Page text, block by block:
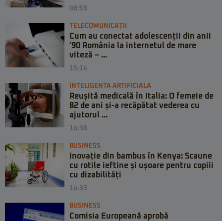
08:59
TELECOMUNICAȚII
Cum au conectat adolescenții din anii
’90 România la internetul de mare
viteză – ...
15:14
INTELIGENTA ARTIFICIALA
Reușită medicală în Italia: O femeie de
82 de ani și-a recăpătat vederea cu
ajutorul ...
14:38
BUSINESS
Inovație din bambus în Kenya: Scaune
cu rotile ieftine și ușoare pentru copiii
cu dizabilități
14:33
BUSINESS
Comisia Europeană aprobă